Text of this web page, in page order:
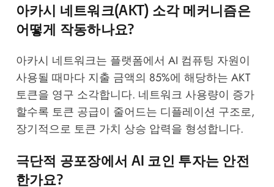
아카시 네트워크(AKT) 소각 메커니즘은
어떻게 작동하나요?
아카시 네트워크는 플랫폼에서 AI 컴퓨팅 자원이
사용될 때마다 지출 금액의 85%에 해당하는 AKT
토큰을 영구 소각합니다. 네트워크 사용량이 증가
할수록 토큰 공급이 줄어드는 디플레이션 구조로,
장기적으로 토큰 가치 상승 압력을 형성합니다.
극단적 공포장에서 AI 코인 투자는 안전
한가요?